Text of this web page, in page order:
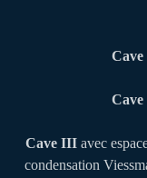
Cave
Cave III avec
condensation